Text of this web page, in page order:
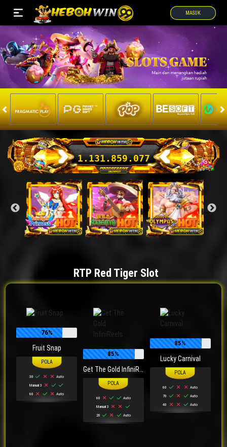
MASUK
1.131.895.006
RTP Red Tiger Slot
76%
Fruit Snap
30
Auto
Manual 3
60
Auto
85%
Get The Gold InfiniReels
60
Auto
Manual 3
20
Auto
85%
Lucky Carnival
60
Auto
70
Auto
40
Auto